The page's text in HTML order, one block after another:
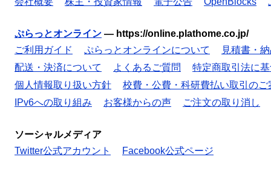
ぷらっとオンライン — https://online.plathome.co.jp/
ご利用ガイド
ぷらっとオンラインについて
見積書・
配送・決済について
よくあるご質問
特定商取引法に
個人情報取り扱い方針
校費・公費・科研費払い取引のご
IPv6への取り組み
お客様からの声 ご注文の取り消し
ソーシャルメディア
Twitter公式アカウント
Facebook公式ページ